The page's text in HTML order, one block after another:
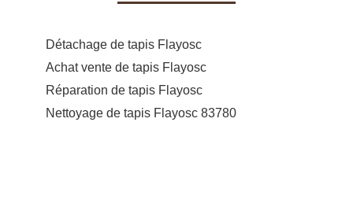
Détachage de tapis Flayosc
Achat vente de tapis Flayosc
Réparation de tapis Flayosc
Nettoyage de tapis Flayosc 83780